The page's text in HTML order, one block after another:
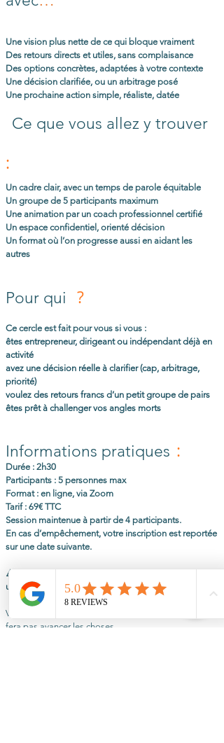
Une vision plus nette de ce qui bloque vraiment
Des retours directs et utiles, sans complaisance
Des options concrètes, adaptées à votre contexte
Une décision clarifiée, ou un arbitrage posé
Une prochaine action simple, réaliste, datée
Ce que vous allez y trouver
:
Un cadre clair, avec un temps de parole équitable
Un groupe de 5 participants maximum
Une animation par un coach professionnel certifié
Un espace confidentiel, orienté décision
Un format où l’on progresse aussi en aidant les
autres
Pour qui ?
Ce cercle est fait pour vous si vous :
êtes entrepreneur, dirigeant ou indépendant déjà en
activité
avez une décision réelle à clarifier (cap, arbitrage,
priorité)
voulez des retours francs d’un petit groupe de pairs
êtes prêt à challenger vos angles morts
Informations pratiques :
Durée : 2h30
Participants : 5 personnes max
Format : en ligne, via Zoom
Tarif : 69€ TTC
Session maintenue à partir de 4 participants.
En cas d’empêchement, votre inscription est reportée
sur une date suivante.
⚠️ Places limitées à 5 participants – merci de réserver
uniquement si vous êtes disponible.
Vous savez déjà que rester seul dans votre tête ne
fera pas avancer les choses.